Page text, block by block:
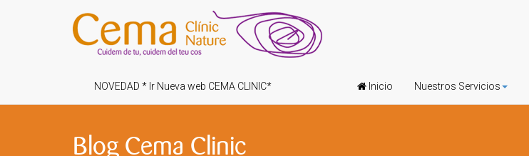
NOVEDAD * Ir Nueva web CEMA CLINIC* Inicio Nuestros Servicios
Blog Cema Clinic